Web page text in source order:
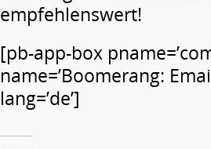
empfehlenswert!
[pb-app-box
name=’Boomerang:
lang=’de’]